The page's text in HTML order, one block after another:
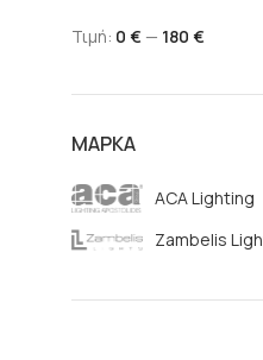
Τιμή: 0 € — 180 €
ΜΆΡΚΑ
ACA Lighting
Zambelis